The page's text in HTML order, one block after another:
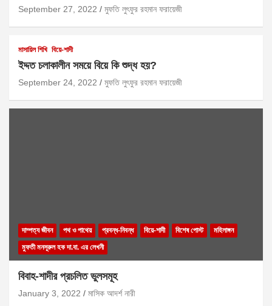
September 27, 2022 মুফতি লুৎফুর রহমান ফরায়েজী
মাসায়িল শিখি বিয়ে-শাদী
ইদ্দত চলাকালীন সময়ে বিয়ে কি শুদ্ধ হয়?
September 24, 2022 মুফতি লুৎফুর রহমান ফরায়েজী
দাম্পত্য জীবন পথ ও পাথেয় প্রবন্ধ-নিবন্ধ বিয়ে-শাদী বিশেষ পোস্ট
মহিলাঙ্গন
মুফতী মনসূরুল হক দা.বা. এর লেখনী
বিবাহ-শাদীর প্রচলিত ভুলসমূহ
January 3, 2022 মাসিক আদর্শ নারী